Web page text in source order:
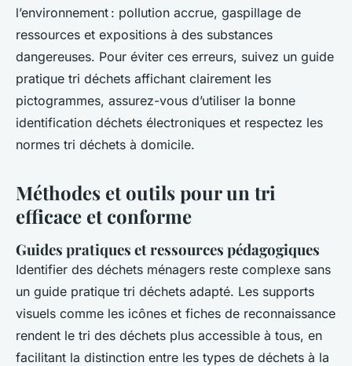
l’environnement : pollution accrue, gaspillage de
ressources et expositions à des substances
dangereuses. Pour éviter ces erreurs, suivez un guide
pratique tri déchets affichant clairement les
pictogrammes, assurez-vous d’utiliser la bonne
identification déchets électroniques et respectez les
normes tri déchets à domicile.
Méthodes et outils pour un tri
efficace et conforme
Guides pratiques et ressources pédagogiques
Identifier des déchets ménagers reste complexe sans
un guide pratique tri déchets adapté. Les supports
visuels comme les icônes et fiches de reconnaissance
rendent le tri des déchets plus accessible à tous, en
facilitant la distinction entre les types de déchets à la